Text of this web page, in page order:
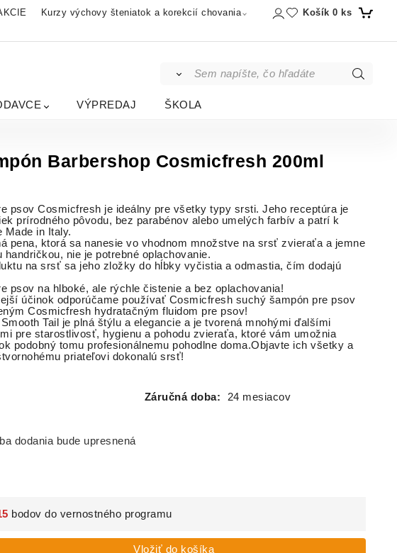
Kurzy výchovy šteniatok a korekcií chovania Košík 0 ks
VÝPREDAJ ŠKOLA
Barbershop Cosmicfresh 200ml
psov Cosmicfresh je ideálny pre všetky typy srsti. Jeho receptúra ​​je
prírodného pôvodu, bez parabénov alebo umelých farbív a patrí k
Made in Italy.
pena, ktorá sa nanesie vo vhodnom množstve na srsť zvieraťa a jemne
handričkou, nie je potrebné oplachovanie.
na srsť sa jeho zložky do hĺbky vyčistia a odmastia, čím dodajú
psov na hlboké, ale rýchle čistenie a bez oplachovania!
účinok odporúčame používať Cosmicfresh suchý šampón pre psov
Cosmicfresh hydratačným fluidom pre psov!
Tail je plná štýlu a elegancie a je tvorená mnohými ďalšími
pre starostlivosť, hygienu a pohodu zvieraťa, ktoré vám umožnia
podobný tomu profesionálnemu pohodlne doma.Objavte ich všetky a
priateľovi dokonalú srsť!
Záručná doba:
24 mesiacov
dodania bude upresnená
bodov do vernostného programu